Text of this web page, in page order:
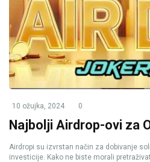
10 ožujka, 2024 0
Najbolji Airdrop-ovi za
Airdropi su izvrstan način za dobivanje
investicije. Kako ne biste morali